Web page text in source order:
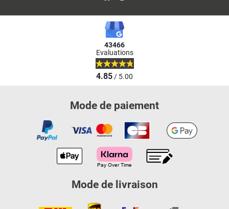
43466
Evaluations
4.85/ 5.00
Mode de paiement
Mode de livraison